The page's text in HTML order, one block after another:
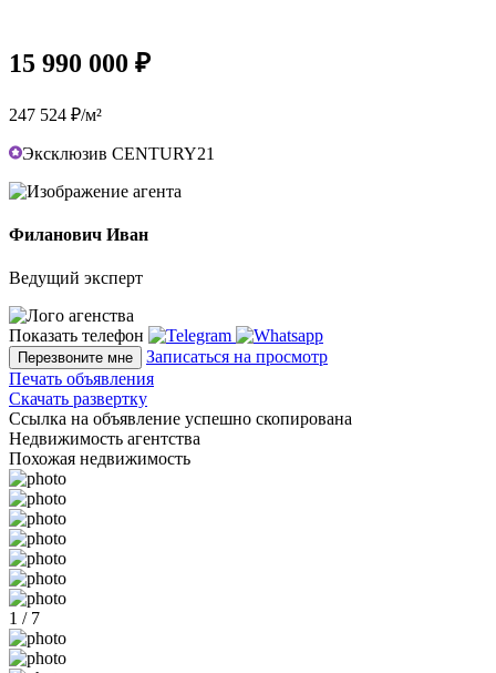
15 990 000 ₽
247 524 ₽/м²
Эксклюзив CENTURY21
Филанович Иван
Ведущий эксперт
Показать телефон
Перезвоните мне
Записаться на просмотр
Печать объявления
Скачать развертку
Ссылка на объявление успешно скопирована
Недвижимость агентства
Похожая недвижимость
1 / 7